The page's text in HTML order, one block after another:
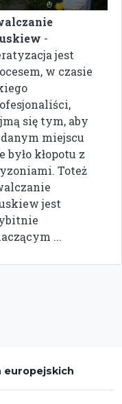
-
jest
w czasie
się tym, aby
miejscu
było kłopotu z
Toteż
jest
...
europejskich